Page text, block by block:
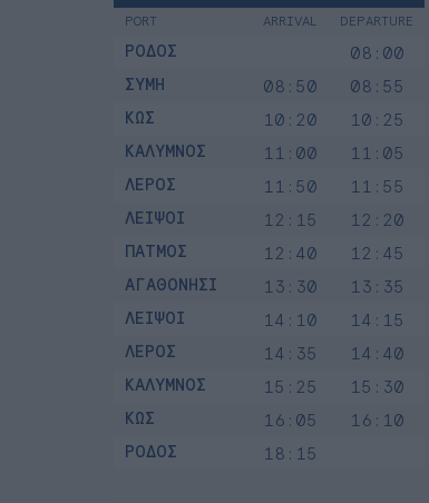
PORT ARRIVAL DEPARTURE
ΡΟΔΟΣ
08:00
ΣΥΜΗ
08:50
08:55
ΚΩΣ
10:20
10:25
ΚΑΛΥΜΝΟΣ
11:00
11:05
ΛΕΡΟΣ
11:50
11:55
ΛΕΙΨΟΙ
12:15
12:20
ΠΑΤΜΟΣ
12:40
12:45
ΑΓΑΘΟΝΗΣΙ
13:30
13:35
ΛΕΙΨΟΙ
14:10
14:15
ΛΕΡΟΣ
14:35
14:40
ΚΑΛΥΜΝΟΣ
15:25
15:30
ΚΩΣ
16:05
16:10
ΡΟΔΟΣ
18:15